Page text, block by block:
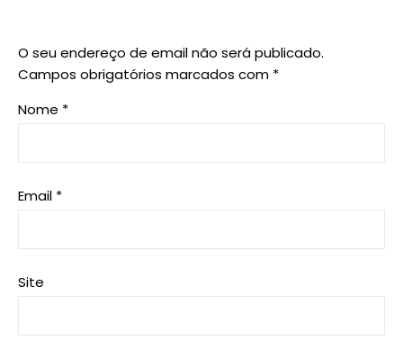
O seu endereço de email não será publicado.
Campos obrigatórios marcados com *
Nome *
Email *
Site